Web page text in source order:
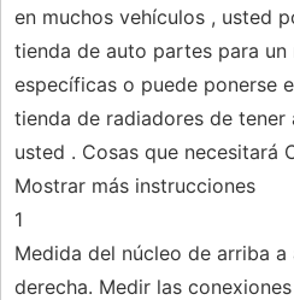
en muchos vehículos , usted
tienda de auto partes para
específicas o puede ponerse
tienda de radiadores de tener
usted . Cosas que necesitará
Mostrar más instrucciones
1
Medida del núcleo de arriba
derecha. Medir las